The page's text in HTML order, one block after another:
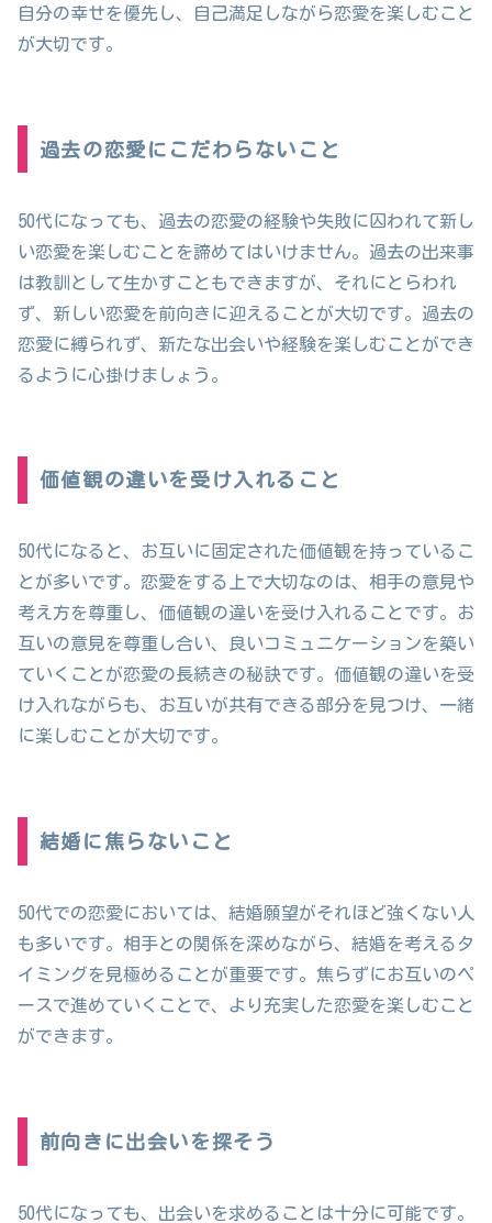
自分の幸せを優先し、自己満足しながら恋愛を楽しむこと
が大切です。
過去の恋愛にこだわらないこと
50代になっても、過去の恋愛の経験や失敗に囚われて新し
い恋愛を楽しむことを諦めてはいけません。過去の出来事
は教訓として生かすこともできますが、それにとらわれ
ず、新しい恋愛を前向きに迎えることが大切です。過去の
恋愛に縛られず、新たな出会いや経験を楽しむことができ
るように心掛けましょう。
価値観の違いを受け入れること
50代になると、お互いに固定された価値観を持っているこ
とが多いです。恋愛をする上で大切なのは、相手の意見や
考え方を尊重し、価値観の違いを受け入れることです。お
互いの意見を尊重し合い、良いコミュニケーションを築い
ていくことが恋愛の長続きの秘訣です。価値観の違いを受
け入れながらも、お互いが共有できる部分を見つけ、一緒
に楽しむことが大切です。
結婚に焦らないこと
50代での恋愛においては、結婚願望がそれほど強くない人
も多いです。相手との関係を深めながら、結婚を考えるタ
イミングを見極めることが重要です。焦らずにお互いのペ
ースで進めていくことで、より充実した恋愛を楽しむこと
ができます。
前向きに出会いを探そう
50代になっても、出会いを求めることは十分に可能です。